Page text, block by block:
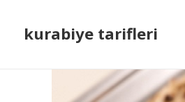
kurabiye tarifleri